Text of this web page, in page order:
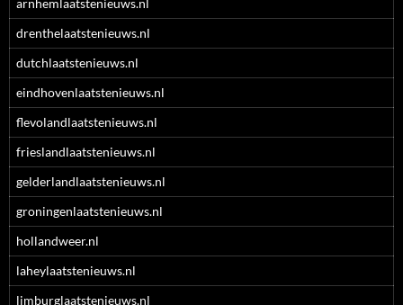
arnhemlaatstenieuws.nl
drenthelaatstenieuws.nl
dutchlaatstenieuws.nl
eindhovenlaatstenieuws.nl
flevolandlaatstenieuws.nl
frieslandlaatstenieuws.nl
gelderlandlaatstenieuws.nl
groningenlaatstenieuws.nl
hollandweer.nl
laheylaatstenieuws.nl
limburglaatstenieuws.nl